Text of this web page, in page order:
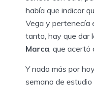
había que indicar
Vega y pertenecía
tanto, hay que dar
Marca , que acertó
Y nada más por
semana de